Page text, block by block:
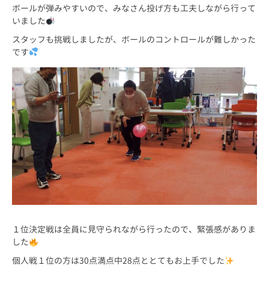
ボールが弾みやすいので、みなさん投げ方も工夫しながら行って
いました
スタッフも挑戦しましたが、ボールのコントロールが難しかった
です
１位決定戦は全員に見守られながら行ったので、緊張感がありま
した
個人戦１位の方は30点満点中28点ととてもお上手でした